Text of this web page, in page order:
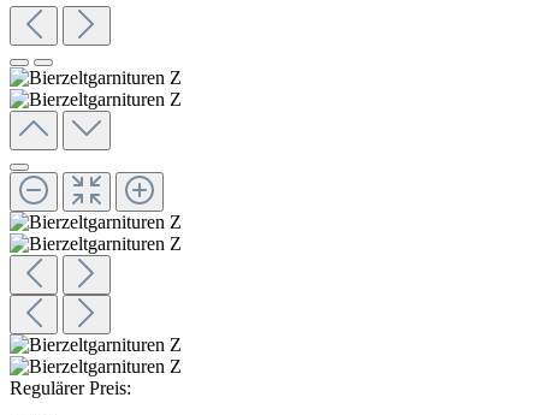
Regulärer Preis: